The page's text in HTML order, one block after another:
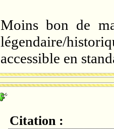
Moins bon de
légendaire/
accessible en
Citation :